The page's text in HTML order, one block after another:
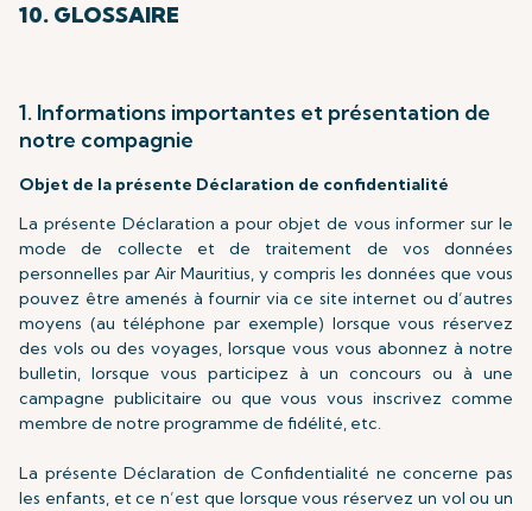
10. GLOSSAIRE
1. Informations importantes et présentation de
notre compagnie
Objet de la présente Déclaration de confidentialité
La présente Déclaration a pour objet de vous informer sur le
mode de collecte et de traitement de vos données
personnelles par Air Mauritius, y compris les données que vous
pouvez être amenés à fournir via ce site internet ou d’autres
moyens (au téléphone par exemple) lorsque vous réservez
des vols ou des voyages, lorsque vous vous abonnez à notre
bulletin, lorsque vous participez à un concours ou à une
campagne publicitaire ou que vous vous inscrivez comme
membre de notre programme de fidélité, etc.
La présente Déclaration de Confidentialité ne concerne pas
les enfants, et ce n’est que lorsque vous réservez un vol ou un